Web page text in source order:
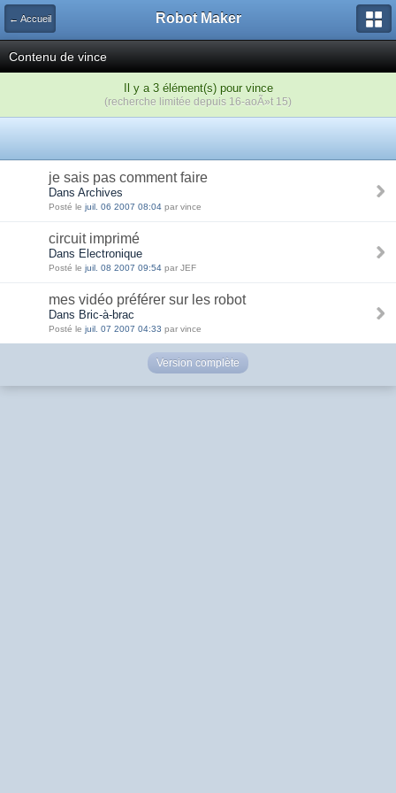
← Accueil Robot Maker
Contenu de vince
Il y a 3 élément(s) pour vince
(recherche limitée depuis 16-aoÃ»t 15)
je sais pas comment faire
Dans Archives
Posté le juil. 06 2007 08:04 par vince
circuit imprimé
Dans Electronique
Posté le juil. 08 2007 09:54 par JEF
mes vidéo préférer sur les robot
Dans Bric-à-brac
Posté le juil. 07 2007 04:33 par vince
Version complète